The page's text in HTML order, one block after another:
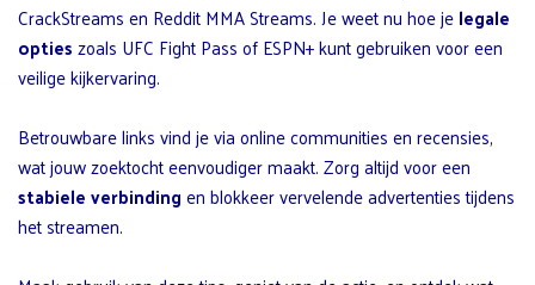
CrackStreams en Reddit MMA Streams. Je weet nu hoe jelegale
optieszoals UFC Fight Pass of ESPN+ kunt gebruiken voor een
veilige kijkervaring.
Betrouwbare links vind je via online communities en recensies,
wat jouw zoektocht eenvoudiger maakt. Zorg altijd voor een
stabiele verbindingen blokkeer vervelende advertenties tijdens
het streamen.